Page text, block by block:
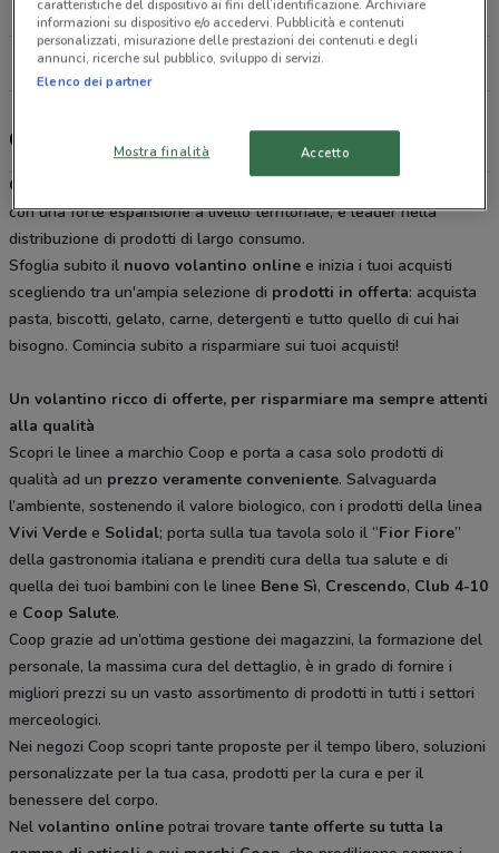
3.6 km
APERTO
Tutti i negozi Coop
Gli sconti del nuovo volantino Coop
Coop
con una forte espansione a livello territoriale, è leader nella
distribuzione di prodotti di largo consumo.
Sfoglia subito il nuovo volantino online e inizia i tuoi acquisti
scegliendo tra un'ampia selezione di prodotti in offerta: acquista
pasta, biscotti, gelato, carne, detergenti e tutto quello di cui hai
bisogno. Comincia subito a risparmiare sui tuoi acquisti!
Un volantino ricco di offerte, per risparmiare ma sempre attenti
alla qualità
Scopri le linee a marchio Coop e porta a casa solo prodotti di
qualità ad un prezzo veramente conveniente. Salvaguarda
l’ambiente, sostenendo il valore biologico, con i prodotti della linea
Vivi Verde e Solidal; porta sulla tua tavola solo il “Fior Fiore”
della gastronomia italiana e prenditi cura della tua salute e di
quella dei tuoi bambini con le linee Bene Sì, Crescendo, Club 4-10
e Coop Salute.
Coop grazie ad un’ottima gestione dei magazzini, la formazione del
personale, la massima cura del dettaglio, è in grado di fornire i
migliori prezzi su un vasto assortimento di prodotti in tutti i settori
merceologici.
Nei negozi Coop scopri tante proposte per il tempo libero, soluzioni
personalizzate per la tua casa, prodotti per la cura e per il
benessere del corpo.
Nel volantino online potrai trovaretante offerte su tutta la
caratteristiche del dispositivo ai fini dell’identificazione. Archiviare
informazioni su dispositivo e/o accedervi. Pubblicità e contenuti
personalizzati, misurazione delle prestazioni dei contenuti e degli
annunci, ricerche sul pubblico, sviluppo di servizi.
Elenco dei partner
Mostra finalità Accetto